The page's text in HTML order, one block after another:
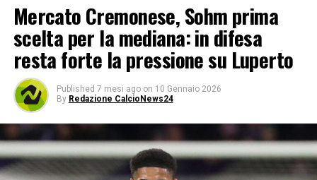
Mercato Cremonese, Sohm prima
scelta per la mediana: in difesa
resta forte la pressione su Luperto
Published 7 mesi ago on 10 Gennaio 2026
By Redazione CalcioNews24